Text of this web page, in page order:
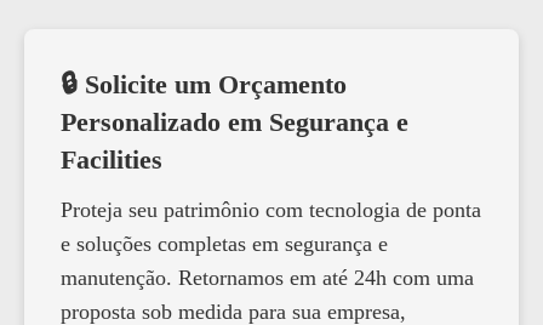
🔒 Solicite um Orçamento
Personalizado em Segurança e
Facilities
Proteja seu patrimônio com tecnologia de ponta
e soluções completas em segurança e
manutenção. Retornamos em até 24h com uma
proposta sob medida para sua empresa,